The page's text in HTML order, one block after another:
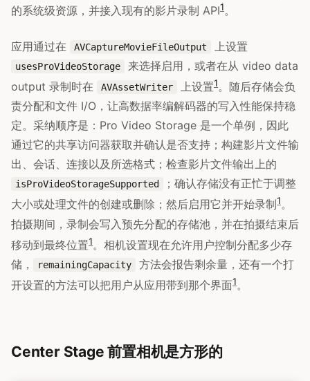
的系统级资源，并接入现有的影片录制 API1。
应用通过在 AVCaptureMovieFileOutput 上设置
usesProVideoStorage
来选择启用，或者在从 video data
output 录制时在
AVAssetWriter 上设置1。随后存储会负
责分配和文件 I/O，让高数据率编解码器的写入性能保持稳
定。采纳顺序是：Pro Video Storage 是一个单例，因此
通过它的共享访问器获取并确认是否支持；构建影片文件输
出、会话、连接以及所选格式；检查影片文件输出上的
isProVideoStorageSupported
；确认存储没有正忙于调整
大小或处理文件的创建或删除；然后启用它并开始录制1。
拍摄期间，录制会写入预先分配的存储池，并在拍摄结束后
移动到最终位置1。相机设置现在允许用户控制分配多少存
储，
remainingCapacity
方法会报告剩余量，还有一个打
开设置的方法可以把用户从应用带到那个界面1。
Center Stage 前置相机是方形的